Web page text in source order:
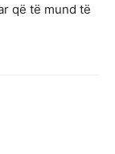
që të mund të